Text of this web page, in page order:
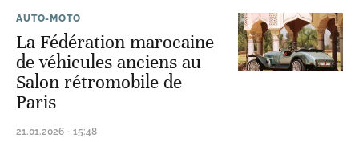
AUTO-MOTO
La Fédération marocaine
de véhicules anciens au
Salon rétromobile de
Paris
21.01.2026 - 15:48